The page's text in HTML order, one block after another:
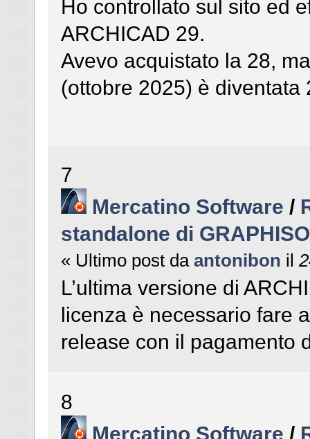
Ho controllato sul sito ed
ARCHICAD 29.
Avevo acquistato la 28,
(ottobre 2025) è diventata
7
Mercatino Software /
standalone di
« Ultimo post da antonibon il
L’ultima versione di
licenza è necessario fare
release con il pagamento
8
Mercatino Software /